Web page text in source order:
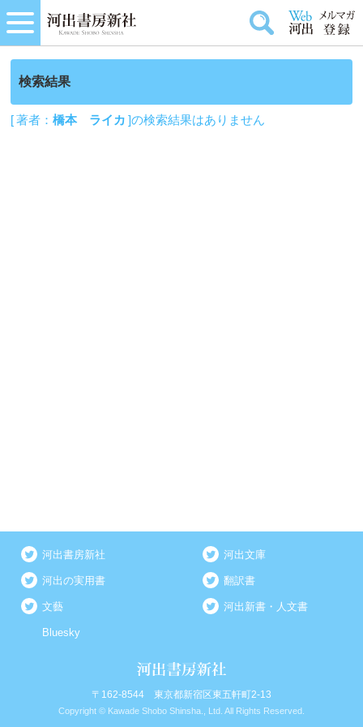
検索結果
[ 著者：橋本 ライカ ]の検索結果はありません
河出書房新社 河出文庫
河出の実用書 翻訳書
文藝 河出新書・人文書
Bluesky
〒162-8544 東京都新宿区東五軒町2-13
Copyright © Kawade Shobo Shinsha., Ltd. All Rights Reserved.